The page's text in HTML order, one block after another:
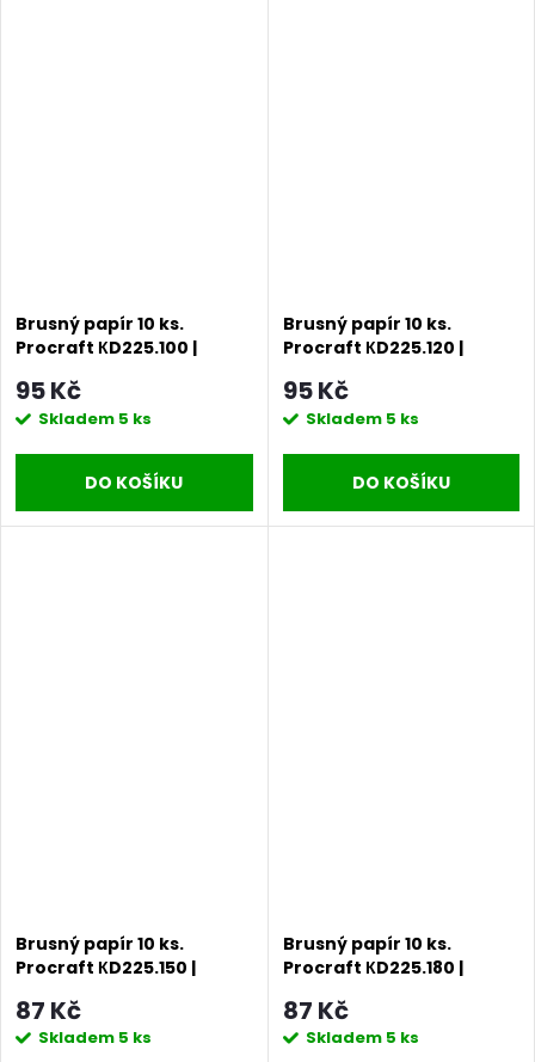
Brusný papír 10 ks.
Procraft КD225.100 |
95 Kč
Skladem 5 ks
DO KOŠÍKU
Brusný papír 10 ks.
Procraft КD225.120 |
95 Kč
Skladem 5 ks
DO KOŠÍKU
Brusný papír 10 ks.
Procraft КD225.150 |
87 Kč
Skladem 5 ks
Brusný papír 10 ks.
Procraft КD225.180 |
87 Kč
Skladem 5 ks